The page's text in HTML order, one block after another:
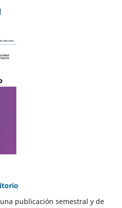
publicación semestral y de